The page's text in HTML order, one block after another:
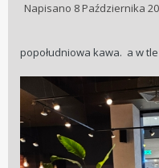
Napisano 8 Października
popołudniowa kawa. a w tle